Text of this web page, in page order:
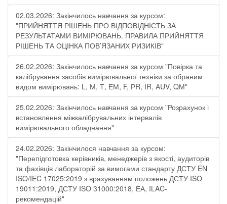
02.03.2026: Закінчилось навчання за курсом:
"ПРИЙНЯТТЯ РІШЕНЬ ПРО ВІДПОВІДНІСТЬ ЗА
РЕЗУЛЬТАТАМИ ВИМІРЮВАНЬ. ПРАВИЛА ПРИЙНЯТТЯ
РІШЕНЬ ТА ОЦІНКА ПОВ’ЯЗАНИХ РИЗИКІВ"
26.02.2026: Закінчилось навчання за курсом "Повірка та
калібрування засобів вимірювальної техніки за обраним
видом вимірювань: L, М, Т, ЕМ, F, РR, ІR, АUV, QМ"
25.02.2026: Закінчилось навчання за курсом "Розрахунок і
встановлення міжкалібрувальних інтервалів
вимірювального обладнання"
24.02.2026: Закінчилося навчання за курсом:
"Перепідготовка керівників, менеджерів з якості, аудиторів
та фахівців лабораторій за вимогами стандарту ДСТУ EN
ISO/IEC 17025:2019 з врахуванням положень ДСТУ ISO
19011:2019, ДСТУ ISO 31000:2018, ЕА, ILAC-
рекомендацій"